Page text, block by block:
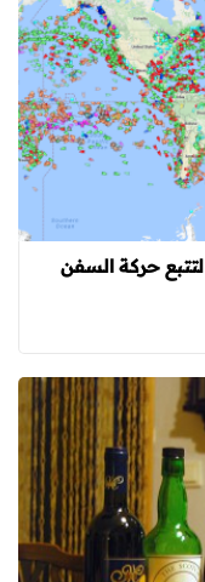
بعد حادث خليج عمان .. marine traffic لتتبع حركة السفن